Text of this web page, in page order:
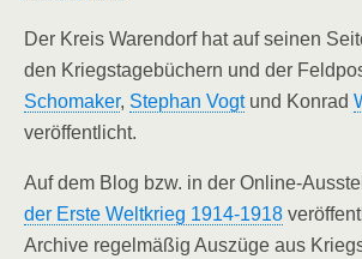
Der Kreis Warendorf hat auf seinen
den Kriegstagebüchern und der
Schomaker, Stephan Vogtund Konrad
veröffentlicht.
Auf dem Blog bzw. in der Online-
der Erste Weltkrieg 1914-1918
Archive regelmäßig Auszüge aus